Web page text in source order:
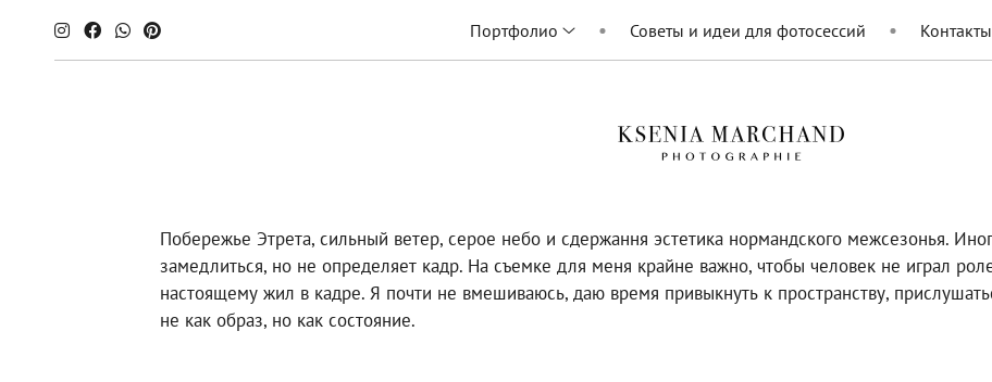
Портфолио Советы и идеи для фотосессий Контакты
Побережье Этрета, сильный ветер, серое небо и сдержання эстетика нормандского межсезонья.
замедлиться, но не определяет кадр. На съемке для меня крайне важно, чтобы человек не играл
настоящему жил в кадре. Я почти не вмешиваюсь, даю время привыкнуть к пространству,
не как образ, но как состояние.